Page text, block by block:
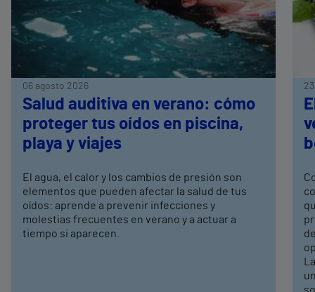
06 agosto 2026
Salud auditiva en verano: cómo
proteger tus oídos en piscina,
playa y viajes
El agua, el calor y los cambios de presión son
elementos que pueden afectar la salud de tus
oídos: aprende a prevenir infecciones y
molestias frecuentes en verano y a actuar a
tiempo si aparecen.